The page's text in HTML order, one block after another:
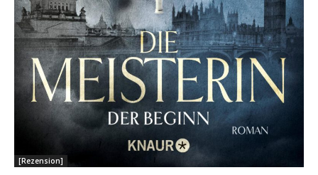
[Rezension]